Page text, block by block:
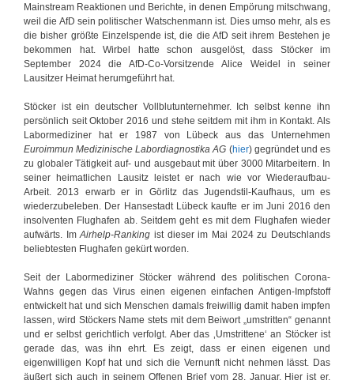
Mainstream Reaktionen und Berichte, in denen Empörung mitschwang,
weil die AfD sein politischer Watschenmann ist. Dies umso mehr, als es
die bisher größte Einzelspende ist, die die AfD seit ihrem Bestehen je
bekommen hat. Wirbel hatte schon ausgelöst, dass Stöcker im
September 2024 die AfD-Co-Vorsitzende Alice Weidel in seiner
Lausitzer Heimat herumgeführt hat.
Stöcker ist ein deutscher Vollblutunternehmer. Ich selbst kenne ihn
persönlich seit Oktober 2016 und stehe seitdem mit ihm in Kontakt. Als
Labormediziner hat er 1987 von Lübeck aus das Unternehmen
Euroimmun Medizinische Labordiagnostika AG (hier) gegründet und es
zu globaler Tätigkeit auf- und ausgebaut mit über 3000 Mitarbeitern. In
seiner heimatlichen Lausitz leistet er nach wie vor Wiederaufbau-
Arbeit. 2013 erwarb er in Görlitz das Jugendstil-Kaufhaus, um es
wiederzubeleben. Der Hansestadt Lübeck kaufte er im Juni 2016 den
insolventen Flughafen ab. Seitdem geht es mit dem Flughafen wieder
aufwärts. ImAirhelp-Ranking ist dieser im Mai 2024 zu Deutschlands
beliebtesten Flughafen gekürt worden.
Seit der Labormediziner Stöcker während des politischen Corona-
Wahns gegen das Virus einen eigenen einfachen Antigen-Impfstoff
entwickelt hat und sich Menschen damals freiwillig damit haben impfen
lassen, wird Stöckers Name stets mit dem Beiwort „umstritten“ genannt
und er selbst gerichtlich verfolgt. Aber das ‚Umstrittene‘ an Stöcker ist
gerade das, was ihn ehrt. Es zeigt, dass er einen eigenen und
eigenwilligen Kopf hat und sich die Vernunft nicht nehmen lässt. Das
äußert sich auch in seinem Offenen Brief vom 28. Januar. Hier ist er.